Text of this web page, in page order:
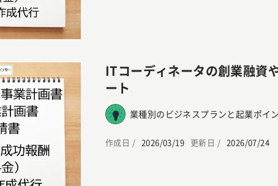
ITコーディネータの創業融資
ート
業種別のビジネスプランと起業ポイ
作成日 / 2026/03/19 更新日 / 2026/07/24